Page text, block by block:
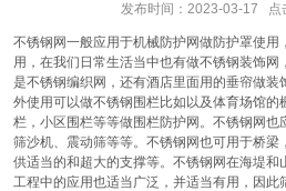
发布时间：2023-03-17 点
不锈钢网一般应用于机械防护网做防护罩使用
用，在我们日常生活当中也有做不锈钢装饰
是不锈钢编织网，还有酒店里面用的垂帘做装
外使用可以做不锈钢围栏比如以及体育场馆的
栏，小区围栏等等做围栏防护网。不锈钢网
筛沙机、震动筛等等。不锈钢网也可用于桥梁
供适当的和超大的支撑等。不锈钢网在海堤
工程中的应用也适当广泛，并适当有用，因此